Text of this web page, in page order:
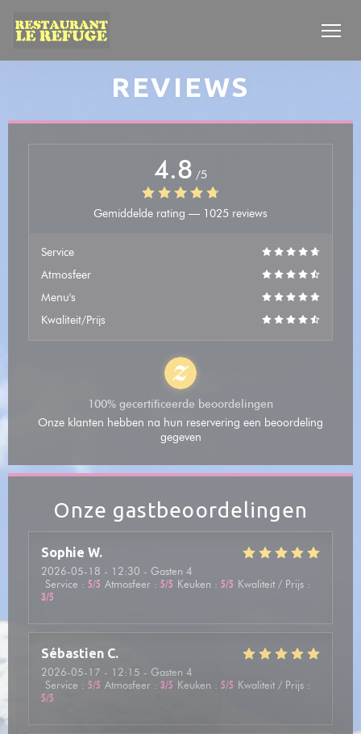
REVIEWS
Onze gastbeoordelingen
Sophie W
2026-05-18 - 12:30 - Gasten 4
Service : 5/5 Atmosfeer : 5/5 Keuken : 5/5 Kwaliteit / Prijs :
3/5
Sébastien C
2026-05-17 - 12:15 - Gasten 4
Service : 5/5 Atmosfeer : 3/5 Keuken : 5/5 Kwaliteit / Prijs :
5/5
4.8 /5
Gemiddelde rating — 1025 reviews
Service
Atmosfeer
Menu's
Kwaliteit/Prijs
100% gecertificeerde beoordelingen
Onze klanten hebben na hun reservering een beoordeling
gegeven